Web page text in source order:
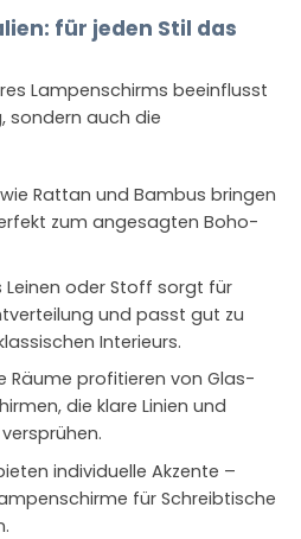
für jeden Stil das
Lampenschirms beeinflusst
sondern auch die
Rattan und Bambus bringen
zum angesagten Boho-
Leinen oder Stoff sorgt für
und passt gut zu
Interieurs.
Räume profitieren von Glas-
die klare Linien und
individuelle Akzente –
für Schreibtische